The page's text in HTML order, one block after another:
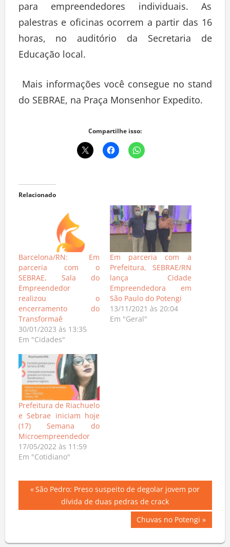
para empreendedores individuais. As
palestras e oficinas ocorrem a partir das 16
horas, no auditório da Secretaria de
Educação local.
Mais informações você consegue no stand
do SEBRAE, na Praça Monsenhor Expedito.
Compartilhe isso:
Relacionado
Barcelona/RN: Em
parceria com o
SEBRAE, Sala do
Empreendedor
realizou o
encerramento do
Transformaê
30/01/2023 às 13:35
Em "Cidades"
Em parceria com a
Prefeitura, SEBRAE/RN
lança Cidade
Empreendedora em
São Paulo do Potengi
13/11/2021 às 20:04
Em "Geral"
Prefeitura de Riachuelo
e Sebrae iniciam hoje
(17) Semana do
Microempreendedor
17/05/2022 às 11:59
Em "Cotidiano"
Navegação
de
Previous
São Pedro: Preso suspeito de degolar jovem por
dívida de duas pedras de crack
Next
Chuvas no Potengi